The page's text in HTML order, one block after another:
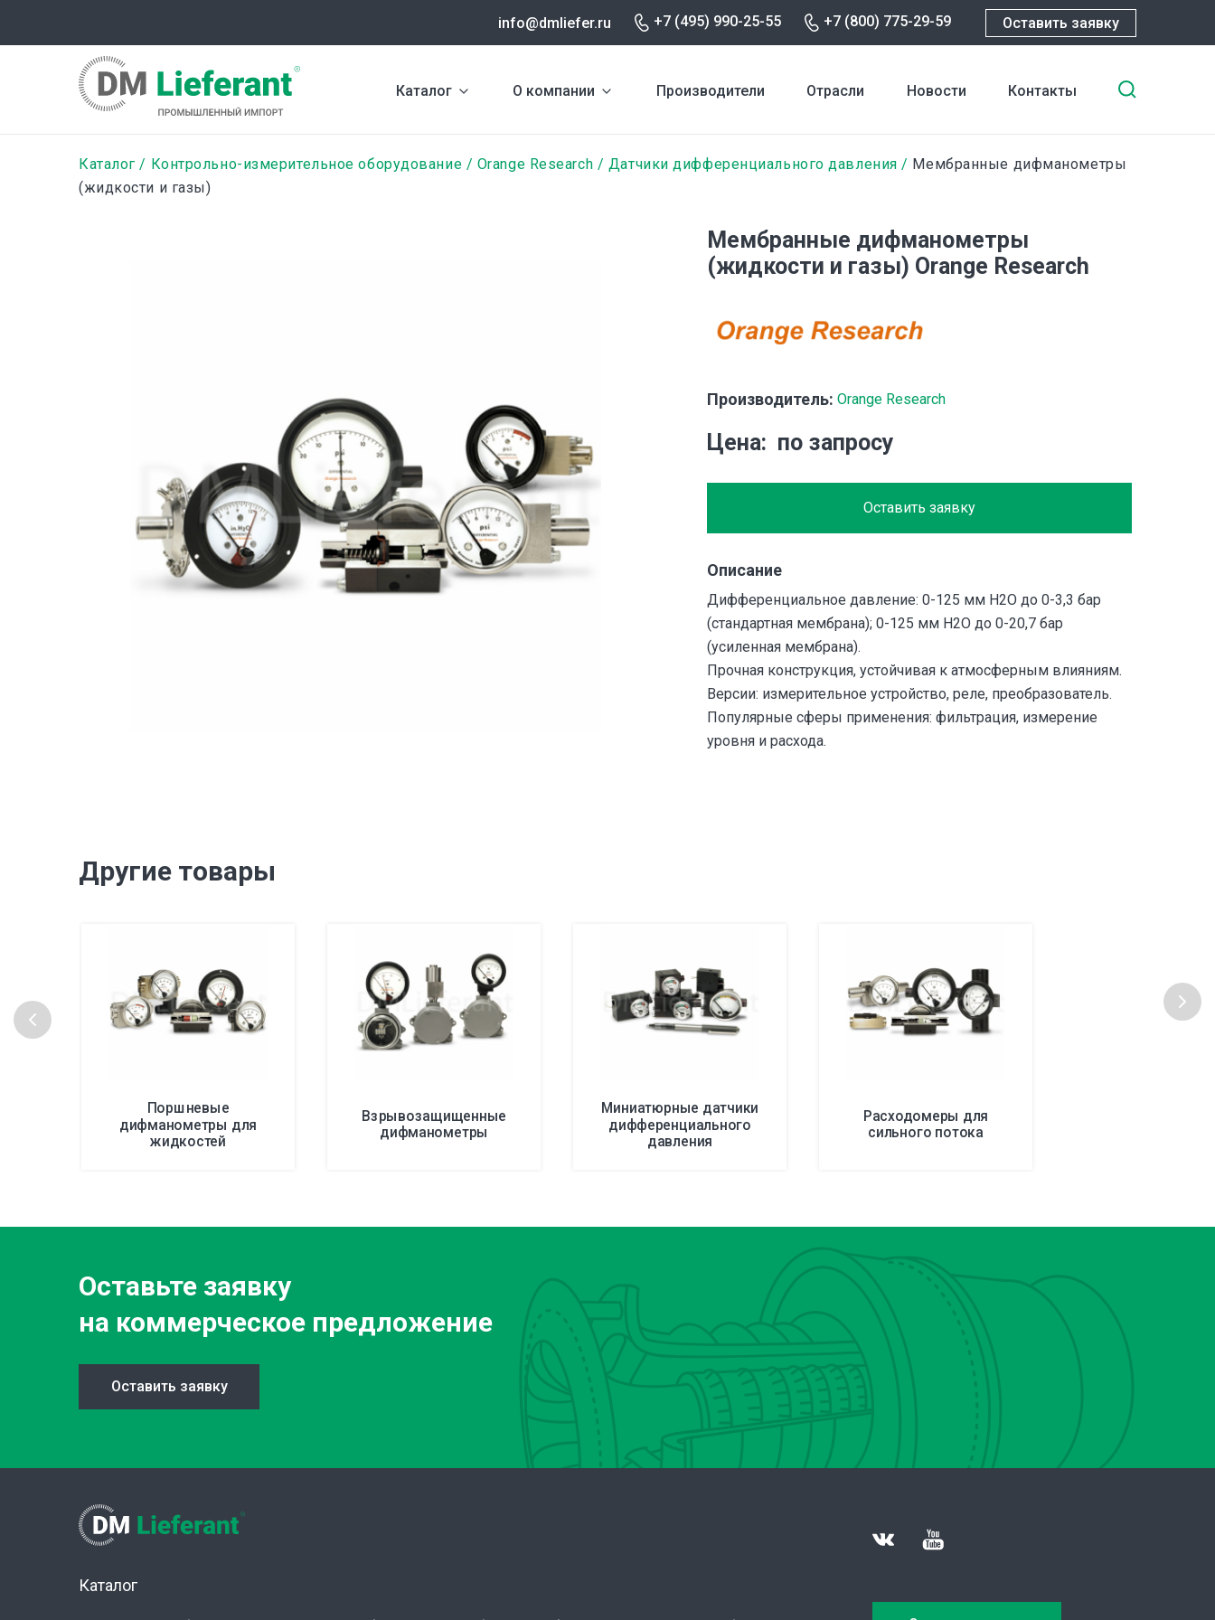
содержанию
info@dmliefer.ru +7 (495) 990-25-55 +7 (800) 775-29-59 Оставить заявку
Каталог О компании Производители Отрасли Новости Контакты
Строка
навигации
Каталог Контрольно-измерительное оборудование Orange Research Датчики дифференциального давления
Мембранные дифманометры
(жидкости и газы)
Мембранные дифманометры
(жидкости и газы) Orange Research
Производитель: Orange Research
Цена по запросу
Оставить заявку
Описание
Дифференциальное давление: 0-125 мм H2O до 0-3,3 бар
(стандартная мембрана); 0-125 мм H2O до 0-20,7 бар
(усиленная мембрана).
Прочная конструкция, устойчивая к атмосферным влияниям.
Версии: измерительное устройство, реле, преобразователь.
Популярные сферы применения: фильтрация, измерение
уровня и расхода.
Другие товары
Поршневые
дифманометры для
жидкостей
Взрывозащищенные
дифманометры
Миниатюрные датчики
дифференциального
давления
Расходомеры для
сильного потока
Оставьте заявку
на коммерческое предложение
Оставить заявку
Каталог